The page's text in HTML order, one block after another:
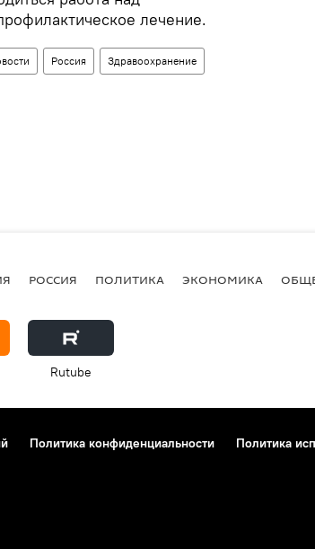
лечение.
Россия Здравоохранение
РОССИЯ ПОЛИТИКА ЭКОНОМИКА
Rutube
Политика конфиденциальности
Политика